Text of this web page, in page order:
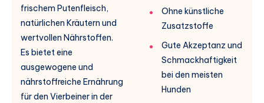
frischem Putenfleisch,
natürlichen Kräutern und
wertvollen Nährstoffen.
Es bietet eine
ausgewogene und
nährstoffreiche Ernährung
für den Vierbeiner in der
Ohne künstliche
Zusatzstoffe
Gute Akzeptanz und
Schmackhaftigkeit
bei den meisten
Hunden